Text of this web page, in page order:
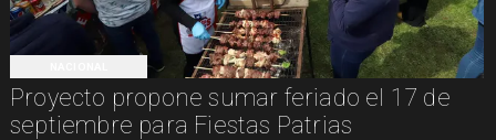
Proyecto propone sumar feriado el 17 de
septiembre para Fiestas Patrias